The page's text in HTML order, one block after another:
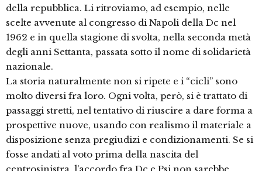
della repubblica. Li ritroviamo, ad esempio, nelle
scelte avvenute al congresso di Napoli della Dc nel
1962 e in quella stagione di svolta, nella seconda metà
degli anni Settanta, passata sotto il nome di solidarietà
nazionale.
La storia naturalmente non si ripete e i “cicli” sono
molto diversi fra loro. Ogni volta, però, si è trattato di
passaggi stretti, nel tentativo di riuscire a dare forma a
prospettive nuove, usando con realismo il materiale a
disposizione senza pregiudizi e condizionamenti. Se si
fosse andati al voto prima della nascita del